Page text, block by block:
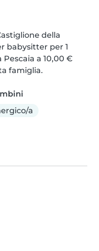
della
babysitter per 1
a 10,00 €
famiglia.
a